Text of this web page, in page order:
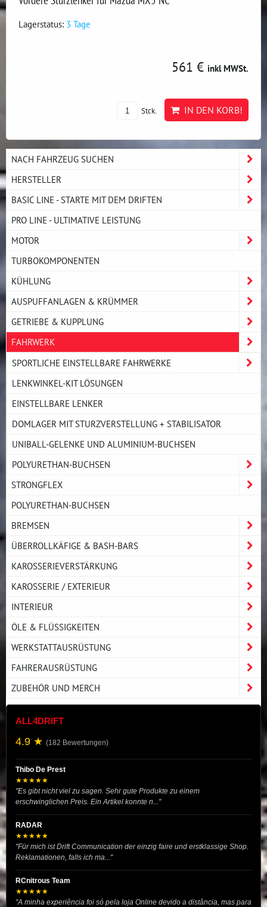
Lagerstatus: 3 Tage
561 € inkl MWSt.
Stck. IN DEN KORB!
NACH FAHRZEUG SUCHEN
HERSTELLER
BASIC LINE - STARTE MIT DEM DRIFTEN
PRO LINE - ULTIMATIVE LEISTUNG
MOTOR
TURBOKOMPONENTEN
KÜHLUNG
AUSPUFFANLAGEN & KRÜMMER
GETRIEBE & KUPPLUNG
FAHRWERK
SPORTLICHE EINSTELLBARE FAHRWERKE
LENKWINKEL-KIT LÖSUNGEN
EINSTELLBARE LENKER
DOMLAGER MIT STURZVERSTELLUNG + STABILISATOR
UNIBALL-GELENKE UND ALUMINIUM-BUCHSEN
POLYURETHAN-BUCHSEN
STRONGFLEX
POLYURETHAN-BUCHSEN
BREMSEN
ÜBERROLLKÄFIGE & BASH-BARS
KAROSSERIEVERSTÄRKUNG
KAROSSERIE / EXTERIEUR
INTERIEUR
ÖLE & FLÜSSIGKEITEN
WERKSTATTAUSRÜSTUNG
FAHRERAUSRÜSTUNG
ZUBEHÖR UND MERCH
ALL4DRIFT
4.9 ★ (182 Bewertungen)
Thibo De Prest
★★★★★
"Es gibt nicht viel zu sagen. Sehr gute Produkte zu einem
erschwinglichen Preis. Ein Artikel konnte n..."
RADAR
★★★★★
"Für mich ist Drift Communication der einzig faire und erstklassige Shop.
Reklamationen, falls ich ma..."
RCnitrous Team
★★★★★
"A minha experiência foi só pela loja Online devido a distância, mas para